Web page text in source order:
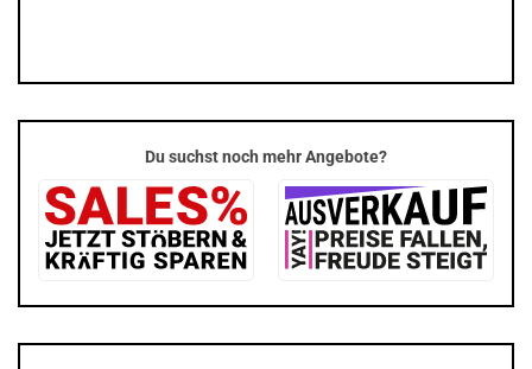
Du suchst noch mehr Angebote?